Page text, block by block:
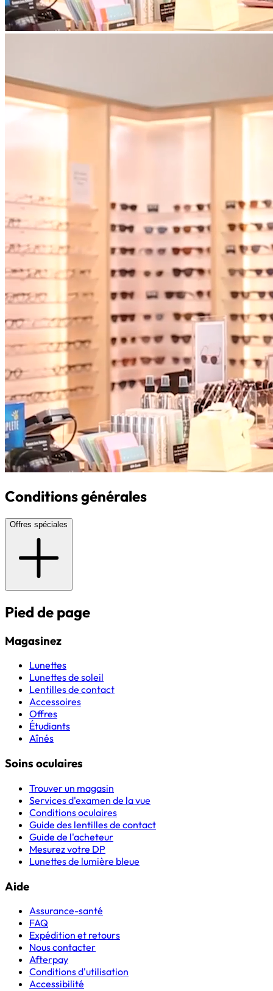
Conditions générales
Offres spéciales
Pied de page
Magasinez
Lunettes
Lunettes de soleil
Lentilles de contact
Accessoires
Offres
Étudiants
Aînés
Soins oculaires
Trouver un magasin
Services d'examen de la vue
Conditions oculaires
Guide des lentilles de contact
Guide de l'acheteur
Mesurez votre DP
Lunettes de lumière bleue
Aide
Assurance-santé
FAQ
Expédition et retours
Nous contacter
Afterpay
Conditions d'utilisation
Accessibilité